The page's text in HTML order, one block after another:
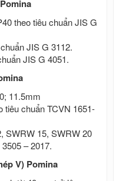
theo tiêu chuẩn JIS G
JIS G 3112.
JIS G 4051.
11.5mm
tiêu chuẩn TCVN 1651-
SWRW 15, SWRW 20
– 2017.
V) Pomina